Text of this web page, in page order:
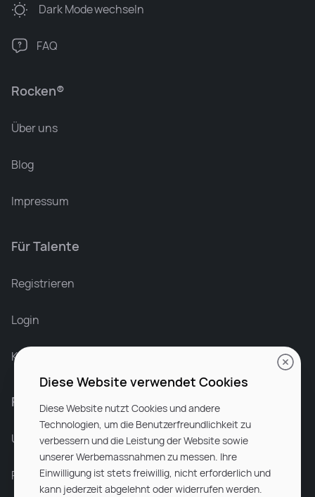
Rocken®
Über uns
Blog
Impressum
Für Talente
Registrieren
Login
Karriere bei Rocken
Für Unternehmen
Unsere Dienstleistungen
Partnerunternehmen
Dark Modewechseln
FAQ
Diese Website verwendet Cookies
Diese Website nutzt Cookies und andere
Technologien, um die Benutzerfreundlichkeit zu
verbessern und die Leistung der Website sowie
unserer Werbemassnahmen zu messen. Ihre
Einwilligung ist stets freiwillig, nicht erforderlich und
kann jederzeit abgelehnt oder widerrufen werden.